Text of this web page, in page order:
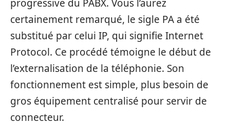
progressive du PABX. Vous l’aurez
certainement remarqué, le sigle PA a été
substitué par celui IP, qui signifie Internet
Protocol. Ce procédé témoigne le début de
l’externalisation de la téléphonie. Son
fonctionnement est simple, plus besoin de
gros équipement centralisé pour servir de
connecteur.